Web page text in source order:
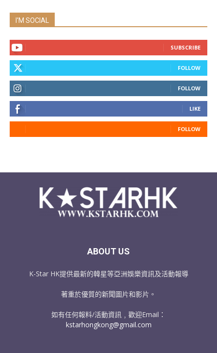
I'M SOCIAL
SUBSCRIBE
FOLLOW
FOLLOW
LIKE
FOLLOW
ABOUT US
K-Star HK提供最新的韓星等亞洲娛樂資訊及活動報導
著重於優質的新聞圖片和影片。
如有任何報料/活動資訊﹐歡迎Email：
kstarhongkong@gmail.com